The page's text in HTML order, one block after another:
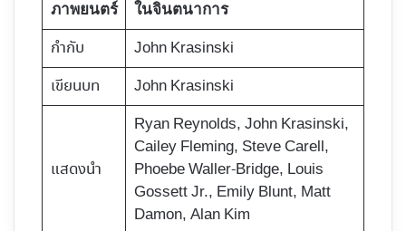
ภาพยนตร์
ในจินตนาการ
กำกับ
John Krasinski
เขียนบท
John Krasinski
แสดงนำ
Ryan Reynolds, John Krasinski,
Cailey Fleming, Steve Carell,
Phoebe Waller-Bridge, Louis
Gossett Jr., Emily Blunt, Matt
Damon, Alan Kim